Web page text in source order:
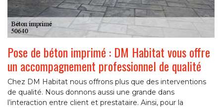
Pose de béton imprimé : DM Habitat vous offre
un accompagnement professionnel de qualité
Chez DM Habitat nous offrons plus que des interventions
de qualité. Nous donnons aussi une grande dans
l’interaction entre client et prestataire. Ainsi, pour la